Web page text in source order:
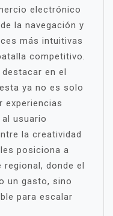
electrónico
la navegación y
más intuitivas
competitivo.
en el
ya no es solo
experiencias
usuario
la creatividad
posiciona a
donde el
un gasto, sino
para escalar